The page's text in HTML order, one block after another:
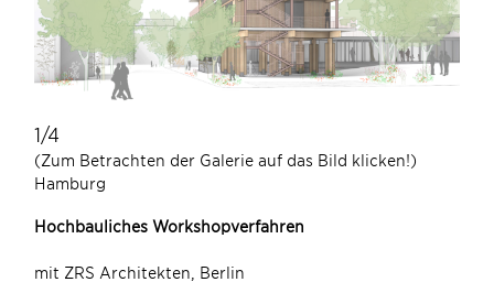
1/4
(Zum Betrachten der Galerie auf das Bild klicken!)
Hamburg
Hochbauliches Workshopverfahren
mit ZRS Architekten, Berlin